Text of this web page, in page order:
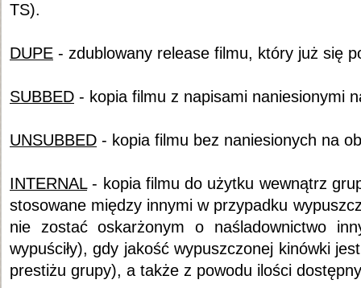
TS).
DUPE - zdublowany release filmu, który już się
SUBBED - kopia filmu z napisami naniesionymi
UNSUBBED - kopia filmu bez naniesionych na
INTERNAL- kopia filmu do użytku wewnątrz
stosowane między innymi w przypadku
nie zostać oskarżonym o naśladownictwo
wypuściły), gdy jakość wypuszczonej kinówki
prestiżu grupy), a także z powodu ilości